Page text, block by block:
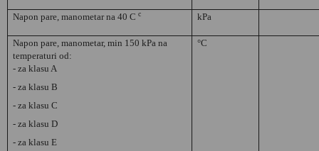
Napon pare, manometar na 40 Cc kPa
Napon pare, manometar, min 150 kPa na
temperaturi od:
- za klasu A
- za klasu B
- za klasu C
- za klasu D
- za klasu E
°C